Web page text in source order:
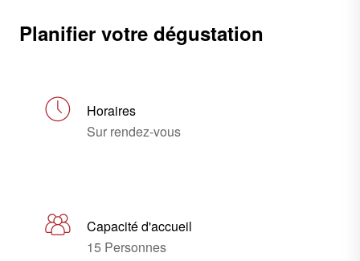
Planifier votre dégustation
Horaires
Sur rendez-vous
Capacité d'accueil
15 Personnes